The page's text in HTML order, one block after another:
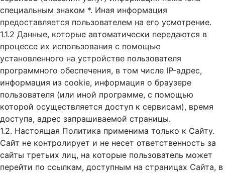
специальным знаком *. Иная информация
предоставляется пользователем на его усмотрение.
1.1.2 Данные, которые автоматически передаются в
процессе их использования с помощью
установленного на устройстве пользователя
программного обеспечения, в том числе IP-адрес,
информация из cookie, информация о браузере
пользователя (или иной программе, с помощью
которой осуществляется доступ к cервисам), время
доступа, адрес запрашиваемой страницы.
1.2. Настоящая Политика применима только к Сайту.
Сайт не контролирует и не несет ответственность за
сайты третьих лиц, на которые пользователь может
перейти по ссылкам, доступным на страницах Сайта, в